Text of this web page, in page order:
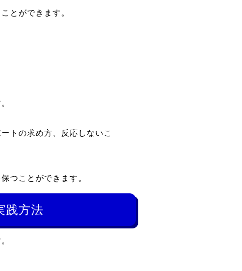
とができます。
トの求め方、反応しないこ
つことができます。
践方法